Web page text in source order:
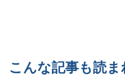
こんな記事も読